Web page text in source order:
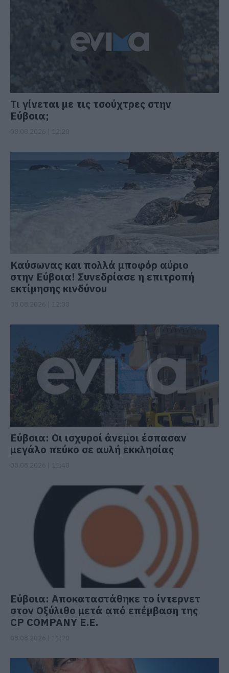
Τι γίνεται με τις τσούχτρες στην
Εύβοια;
Καύσωνας και πολλά μποφόρ αύριο
στην Εύβοια! Συνεδρίασε η επιτροπή
εκτίμησης κινδύνου
Εύβοια: Οι ισχυροί άνεμοι έσπασαν
μεγάλο πεύκο σε αυλή εκκλησίας
Εύβοια: Αποκαταστάθηκε το ίντερνετ
στον Οξύλιθο μετά από επέμβαση της
CP COMPANY Ε.Ε.